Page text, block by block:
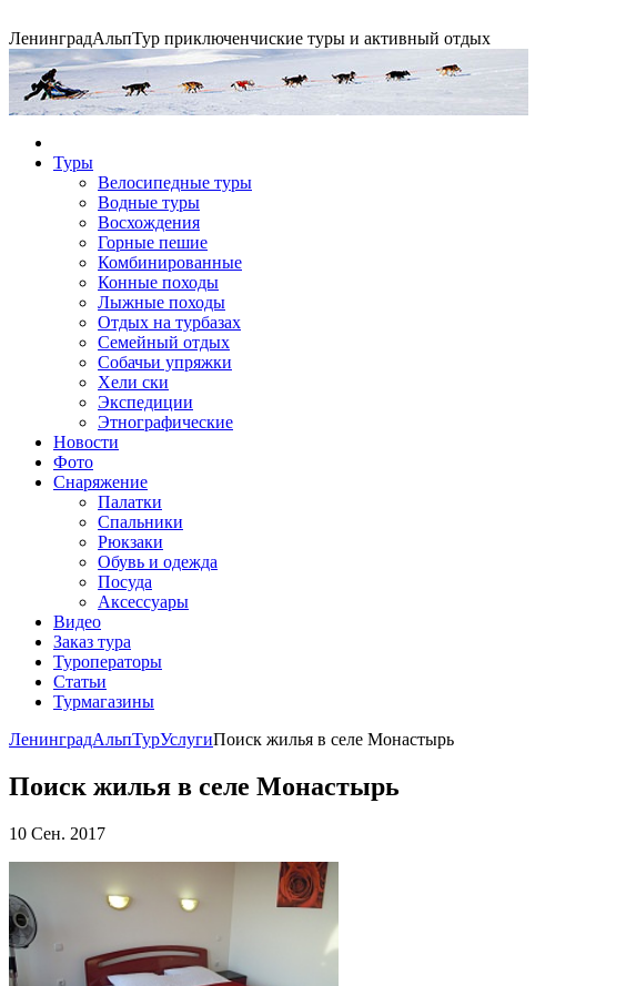
ЛенинградАльпТур приключенчиские туры и активный отдых
Горные экспедиции
Туры
Велосипедные туры
Водные туры
Восхождения
Горные пешие
Комбинированные
Конные походы
Лыжные походы
Отдых на турбазах
Семейный отдых
Собачьи упряжки
Хели ски
Экспедиции
Этнографические
Новости
Фото
Снаряжение
Палатки
Спальники
Рюкзаки
Обувь и одежда
Посуда
Аксессуары
Видео
Заказ тура
Туроператоры
Статьи
Турмагазины
ЛенинградАльпТурУслугиПоиск жилья в селе Монастырь
Поиск жилья в селе Монастырь
10 Сен. 2017